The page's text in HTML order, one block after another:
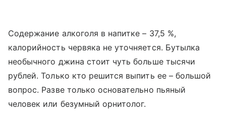
Содержание алкоголя в напитке – 37,5 %,
калорийность червяка не уточняется. Бутылка
необычного джина стоит чуть больше тысячи
рублей. Только кто решится выпить ее – большой
вопрос. Разве только основательно пьяный
человек или безумный орнитолог.